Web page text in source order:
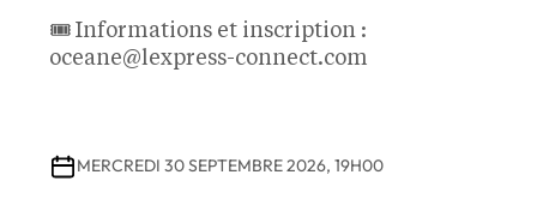
🎟️ Informations et inscription :
oceane@lexpress-connect.com
MERCREDI 30 SEPTEMBRE 2026, 19H00